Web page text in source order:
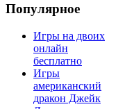
Популярное
Игры на двоих
онлайн
бесплатно
Игры
американский
дракон Джейк